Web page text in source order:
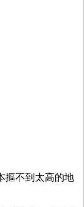
摳不到太高的地